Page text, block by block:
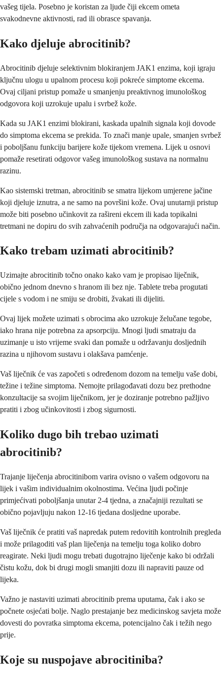
vašeg tijela. Posebno je koristan za ljude čiji ekcem ometa
svakodnevne aktivnosti, rad ili obrasce spavanja.
Kako djeluje abrocitinib?
Abrocitinib djeluje selektivnim blokiranjem JAK1 enzima, koji igraju
ključnu ulogu u upalnom procesu koji pokreće simptome ekcema.
Ovaj ciljani pristup pomaže u smanjenju preaktivnog imunološkog
odgovora koji uzrokuje upalu i svrbež kože.
Kada su JAK1 enzimi blokirani, kaskada upalnih signala koji dovode
do simptoma ekcema se prekida. To znači manje upale, smanjen svrbež
i poboljšanu funkciju barijere kože tijekom vremena. Lijek u osnovi
pomaže resetirati odgovor vašeg imunološkog sustava na normalnu
razinu.
Kao sistemski tretman, abrocitinib se smatra lijekom umjerene jačine
koji djeluje iznutra, a ne samo na površini kože. Ovaj unutarnji pristup
može biti posebno učinkovit za rašireni ekcem ili kada topikalni
tretmani ne dopiru do svih zahvaćenih područja na odgovarajući način.
Kako trebam uzimati abrocitinib?
Uzimajte abrocitinib točno onako kako vam je propisao liječnik,
obično jednom dnevno s hranom ili bez nje. Tablete treba progutati
cijele s vodom i ne smiju se drobiti, žvakati ili dijeliti.
Ovaj lijek možete uzimati s obrocima ako uzrokuje želučane tegobe,
iako hrana nije potrebna za apsorpciju. Mnogi ljudi smatraju da
uzimanje u isto vrijeme svaki dan pomaže u održavanju dosljednih
razina u njihovom sustavu i olakšava pamćenje.
Vaš liječnik će vas započeti s određenom dozom na temelju vaše dobi,
težine i težine simptoma. Nemojte prilagođavati dozu bez prethodne
konzultacije sa svojim liječnikom, jer je doziranje potrebno pažljivo
pratiti i zbog učinkovitosti i zbog sigurnosti.
Koliko dugo bih trebao uzimati
abrocitinib?
Trajanje liječenja abrocitinibom varira ovisno o vašem odgovoru na
lijek i vašim individualnim okolnostima. Većina ljudi počinje
primjećivati poboljšanja unutar 2-4 tjedna, a značajniji rezultati se
obično pojavljuju nakon 12-16 tjedana dosljedne uporabe.
Vaš liječnik će pratiti vaš napredak putem redovitih kontrolnih pregleda
i može prilagoditi vaš plan liječenja na temelju toga koliko dobro
reagirate. Neki ljudi mogu trebati dugotrajno liječenje kako bi održali
čistu kožu, dok bi drugi mogli smanjiti dozu ili napraviti pauze od
lijeka.
Važno je nastaviti uzimati abrocitinib prema uputama, čak i ako se
počnete osjećati bolje. Naglo prestajanje bez medicinskog savjeta može
dovesti do povratka simptoma ekcema, potencijalno čak i težih nego
prije.
Koje su nuspojave abrocitiniba?